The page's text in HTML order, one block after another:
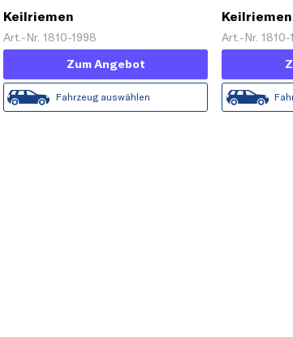
Keilriemen
Art.-Nr. 1810-1998
Zum Angebot
Fahrzeug auswählen
Keilriemen
Art.-Nr. 1810-